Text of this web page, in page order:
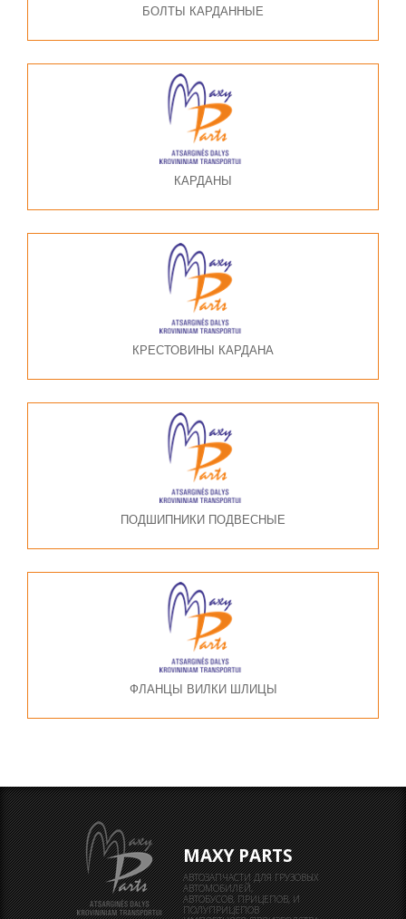
БОЛТЫ КАРДАННЫЕ
КАРДАНЫ
КРЕСТОВИНЫ КАРДАНА
ПОДШИПНИКИ ПОДВЕСНЫЕ
ФЛАНЦЫ ВИЛКИ ШЛИЦЫ
MAXY PARTS
АВТОЗАПЧАСТИ ДЛЯ ГРУЗОВЫХ
АВТОМОБИЛЕЙ,
АВТОБУСОВ, ПРИЦЕПОВ, И
ПОЛУПРИЦЕПОВ